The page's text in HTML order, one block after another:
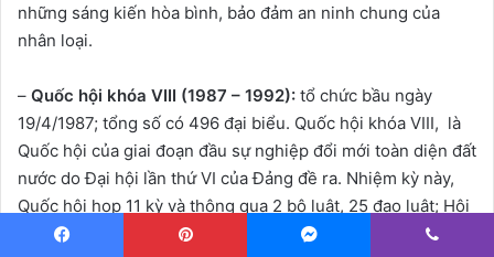
những sáng kiến hòa bình, bảo đảm an ninh chung của
nhân loại.
– Quốc hội khóa VIII (1987 – 1992): tổ chức bầu ngày
19/4/1987; tổng số có 496 đại biểu. Quốc hội khóa VIII, là
Quốc hội của giai đoạn đầu sự nghiệp đổi mới toàn diện đất
nước do Đại hội lần thứ VI của Đảng đề ra. Nhiệm kỳ này,
Quốc hội họp 11 kỳ và thông qua 2 bộ luật, 25 đạo luật; Hội
đồng Nhà nước đã ban hành 39 pháp lệnh. Kỳ họp thứ 5